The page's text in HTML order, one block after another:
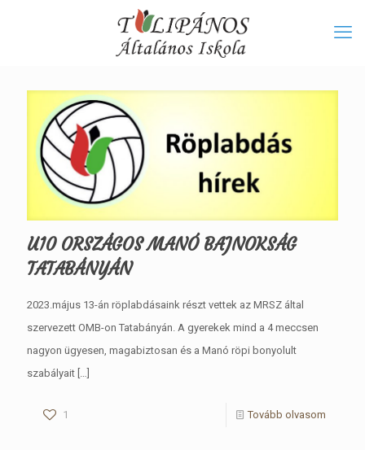
U10 ORSZÁGOS MANÓ BAJNOKSÁG
TATABÁNYÁN
2023.május 13-án röplabdásaink részt vettek az MRSZ által
szervezett OMB-on Tatabányán. A gyerekek mind a 4 meccsen
nagyon ügyesen, magabiztosan és a Manó röpi bonyolult
szabályait […]
1 Tovább olvasom